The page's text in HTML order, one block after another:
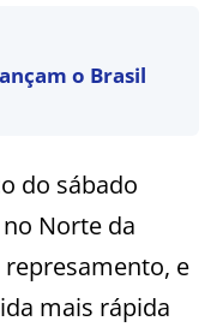
o Brasil
do sábado
Norte da
represamento, e
mais rápida